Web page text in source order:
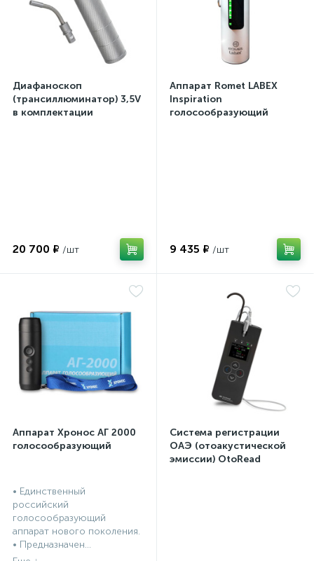
Диафаноскоп
(трансиллюминатор) 3,5V
в комплектации
20 700 ₽
Аппарат Romet LABEX
Inspiration
голосообразующий
9 435 ₽
Аппарат Хронос АГ 2000
голосообразующий
• Единственный
российский
голосообразующий
аппарат нового поколения.
• Предназначен...
Система регистрации
ОАЭ (отоакустической
эмиссии) OtoRead